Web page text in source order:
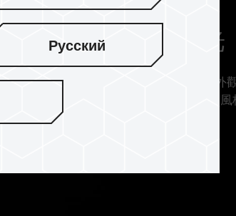
式 120° 超廣角發光
DDR5 採用隱形戰鬥機的意象優化整體外
幅式 120° 超廣角發光及幾何簡潔輪廓的
Русский